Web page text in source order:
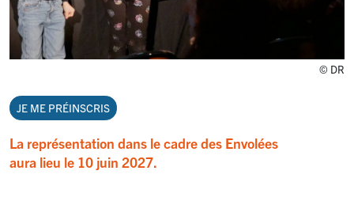
© DR
JE ME PRÉINSCRIS
La représentation dans le cadre des Envolées
aura lieu le 10 juin 2027.